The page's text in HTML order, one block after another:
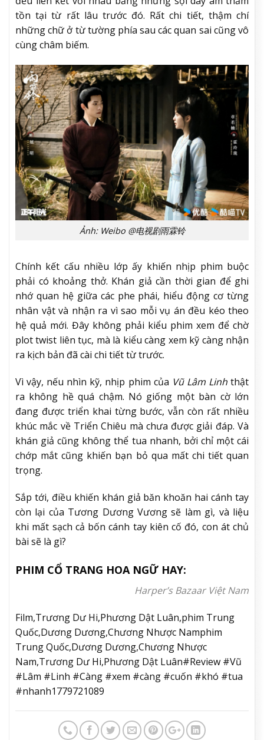
tồn tại từ rất lâu trước đó. Rất chi tiết, thậm chí
những chữ ở từ tường phía sau các quan sai cũng vô
cùng châm biếm.
Ảnh: Weibo @电视剧雨霖铃
Chính kết cấu nhiều lớp ấy khiến nhịp phim buộc
phải có khoảng thở. Khán giả cần thời gian để ghi
nhớ quan hệ giữa các phe phái, hiểu động cơ từng
nhân vật và nhận ra vì sao mỗi vụ án đều kéo theo
hệ quả mới. Đây không phải kiểu phim xem để chờ
plot twist liên tục, mà là kiểu càng xem kỹ càng nhận
ra kịch bản đã cài chi tiết từ trước.
Vì vậy, nếu nhìn kỹ, nhịp phim của Vũ Lâm Linhthật
ra không hề quá chậm. Nó giống một bàn cờ lớn
đang được triển khai từng bước, vẫn còn rất nhiều
khúc mắc về Triển Chiêu mà chưa được giải đáp. Và
khán giả cũng không thể tua nhanh, bởi chỉ một cái
chớp mắt cũng khiến bạn bỏ qua mất chi tiết quan
trọng.
Sắp tới, điều khiến khán giả băn khoăn hai cánh tay
còn lại của Tương Dương Vương sẽ làm gì, và liệu
khi mất sạch cả bốn cánh tay kiên cố đó, con át chủ
bài sẽ là gì?
PHIM CỔ TRANG HOA NGỮ HAY:
Harper’s Bazaar Việt Nam
Film,Trương Dư Hi,Phương Dật Luân,phim Trung
Quốc,Dương Dương,Chương Nhược Namphim
Trung Quốc,Dương Dương,Chương Nhược
Nam,Trương Dư Hi,Phương Dật Luân#Review #Vũ
#Lâm #Linh #Càng #xem #càng #cuốn #khó #tua
#nhanh1779721089